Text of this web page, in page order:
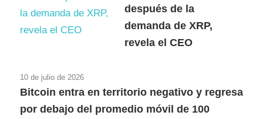
después de la
demanda de XRP,
revela el CEO
10 de julio de 2026
Bitcoin entra en territorio negativo y regresa
por debajo del promedio móvil de 100